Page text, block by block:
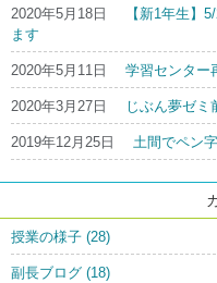
2020年5月18日
【新1年生】
ます
2020年5月11日 学習センター
2020年3月27日 じぶん夢ゼミ
2019年12月25日 土間でペン
授業の様子 (28)
副長ブログ (18)